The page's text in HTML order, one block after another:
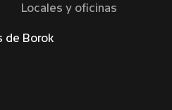
Locales y oficinas
de Borok